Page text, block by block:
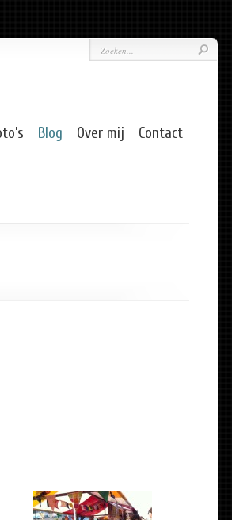
Blog Over mij Contact